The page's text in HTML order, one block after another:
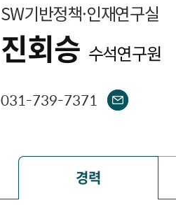
SW기반정책·인재연구실
진회승 수석연구원
031-739-7371
경력